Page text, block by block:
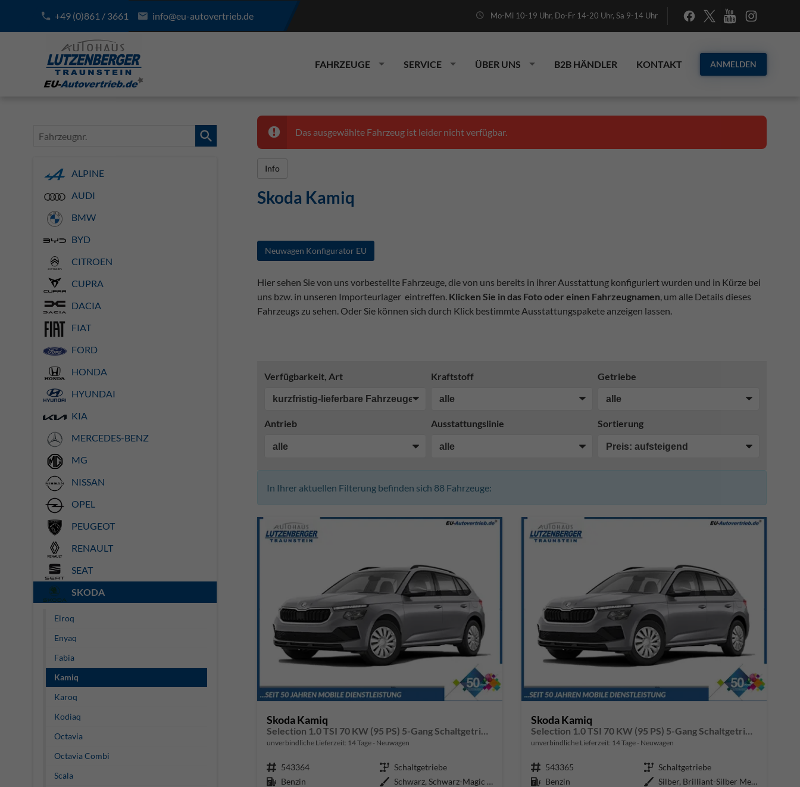
+49 (0)861 / 3661 info@eu-autovertrieb.de Mo-Mi 10-19 Uhr, Do-Fr 14-20 Uhr, Sa 9-14 Uhr
FAHRZEUGE SERVICE ÜBER UNS B2B HÄNDLER KONTAKT ANMELDEN
Das ausgewählte Fahrzeug ist leider nicht verfügbar.
Info
Skoda Kamiq
Neuwagen Konfigurator EU
Hier sehen Sie von uns vorbestellte Fahrzeuge, die von uns bereits in ihrer Ausstattung konfiguriert wurden und in Kürze bei
uns bzw. in unseren Importeurlager eintreffen. Klicken Sie in das Foto oder einen Fahrzeugnamen , um alle Details dieses
Fahrzeugs zu sehen. Oder Sie können sich durch Klick bestimmte Ausstattungspakete anzeigen lassen.
Verfügbarkeit, Art Kraftstoff Getriebe
Antrieb Ausstattungslinie Sortierung
In Ihrer aktuellen Filterung befinden sich 88Fahrzeuge:
Skoda Kamiq
Selection 1.0 TSI 70 KW (95 PS) 5-Gang Schaltgetriebe
unverbindliche Lieferzeit: 14 Tage Neuwagen
Fahrzeugnr. 543364 Getriebe Schaltgetriebe
Kraftstoff Benzin Außenfarbe
Schwarz, Schwarz-Magic Perleffek
Skoda Kamiq
Selection 1.0 TSI 70 KW (95 PS) 5-Gang Schaltgetriebe
unverbindliche Lieferzeit: 14 Tage Neuwagen
Fahrzeugnr. 543365 Getriebe Schaltgetriebe
Kraftstoff Benzin Außenfarbe
Silber, Brilliant-Silber Metalli
Fahrzeugnr.
ALPINE
AUDI
BMW
BYD
CITROEN
CUPRA
DACIA
FIAT
FORD
HONDA
HYUNDAI
KIA
MERCEDES-BENZ
MG
NISSAN
OPEL
PEUGEOT
RENAULT
SEAT
SKODA
Elroq
Enyaq
Fabia
Kamiq
Karoq
Kodiaq
Octavia
Octavia Combi
Scala